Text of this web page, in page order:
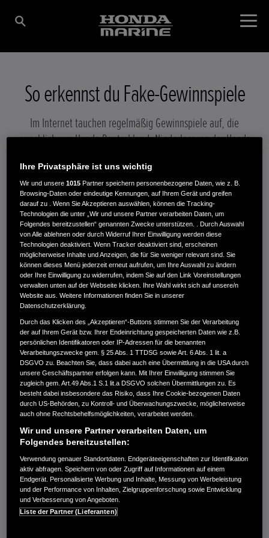
So erkennst du Fake-Gewinnspiele
Im Internet tauchen regelmäßig Gewinnspiele auf, die
angeblich von Honda Deutschland, Niederlassung der Honda
oft das Ziel, sensible Daten unter falschen Vorwänden
abzufangen. Hinter solchen Betrugsversuchen stecken in der
Regel Kriminelle.
Hier sind einige wichtige Hinweise, um Fake-Gewinnspiele zu
erkennen:
1. Echte Honda-Gewinnspiele findest du ausschließlich auf
unseren offiziellen Social Media-Kanälen:
• Honda Deutschland Power Products auf Facebook:
https://www.facebook.com/HondaDeutschland
• Und Honda Deutschland Power Products auf Instagram:
https://www.instagram.com/hondapowerproductsde/
• Sowie Honda Marine auf Facebook:
https://www.facebook.com/HondaDeutschlandMarine
• Und Honda Marine auf Instagram:
https://www.instagram.com/hondamarinede/
Ihre Privatsphäre ist uns wichtig
Wir und unsere1015 Partner speichern personenbezogene Daten, wie z. B.
Browsing-Daten oder eindeutige Kennungen, auf Ihrem Gerät und greifen
darauf zu . Wenn Sie Akzeptieren auswählen, können die Tracking-
Technologien die unter „Wir und unsere Partner verarbeiten Daten, um
Folgendes bereitzustellen“ genannten Zwecke unterstützen. . Durch Auswahl
von Alle ablehnen oder durch Widerruf Ihrer Einwilligung werden diese
Technologien deaktiviert. Wenn Tracker deaktiviert sind, erscheinen
möglicherweise Inhalte und Anzeigen, die für Sie weniger relevant sind. Sie
können dieses Menü jederzeit erneut aufrufen, um Ihre Auswahl zu ändern
oder Ihre Einwilligung zu widerrufen, indem Sie auf den Link Voreinstellungen
verwalten unten auf der Webseite klicken. Ihre Wahl wirkt sich auf unsere/n
Website aus. Weitere Informationen finden Sie in unserer
Datenschutzerklärung.
Durch das Klicken des „Akzeptieren“-Buttons stimmen Sie der Verarbeitung
der auf Ihrem Gerät bzw. Ihrer Endeinrichtung gespeicherten Daten wie z.B.
persönlichen Identifikatoren oder IP-Adressen für die benannten
Verarbeitungszwecke gem. § 25 Abs. 1 TTDSG sowie Art. 6 Abs. 1 lit. a
DSGVO zu. Beachten Sie, dass dabei auch eine Übermittlung in die USA durch
unsere Geschäftspartner erfolgen kann. Mit Ihrer Einwilligung stimmen Sie
zugleich gem. Art.49 Abs.1 S.1 lit.a DSGVO solchen Übermittlungen zu. Es
besteht dabei insbesondere das Risiko, dass Ihre Cookie-bezogenen Daten
durch US-Behörden, zu Kontroll- und Überwachungszwecke, möglicherweise
auch ohne Rechtsbehelfsmöglichkeiten, verarbeitet werden.
Wir und unsere Partner verarbeiten Daten, um
Folgendes bereitzustellen:
Verwendung genauer Standortdaten. Endgeräteeigenschaften zur Identifikation
aktiv abfragen. Speichern von oder Zugriff auf Informationen auf einem
Endgerät. Personalisierte Werbung und Inhalte, Messung von Werbeleistung
und der Performance von Inhalten, Zielgruppenforschung sowie Entwicklung
und Verbesserung von Angeboten.
Liste der Partner (Lieferanten)